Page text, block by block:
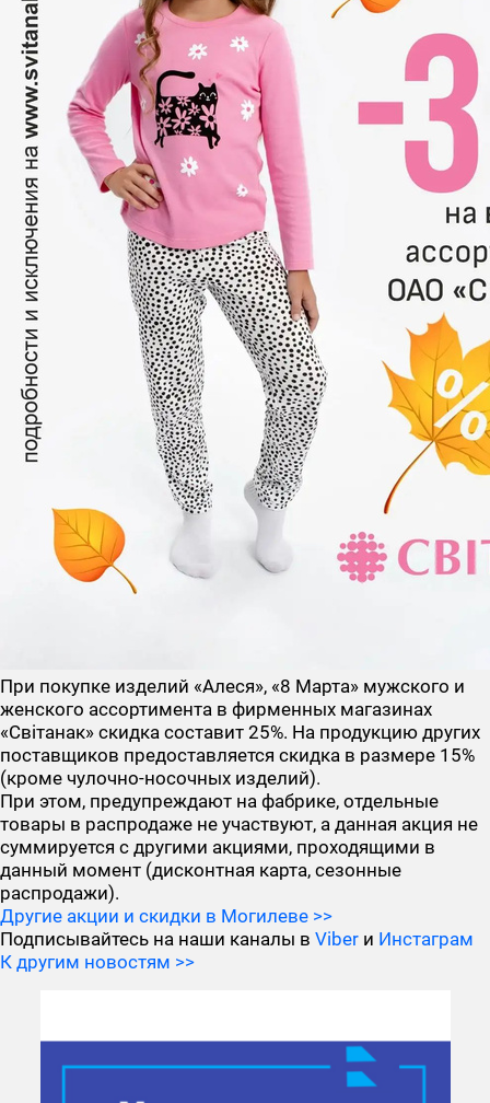
При покупке изделий «Алеся», «8 Марта» мужского и
женского ассортимента в фирменных магазинах
«Свiтанак» скидка составит 25%. На продукцию других
поставщиков предоставляется скидка в размере 15%
(кроме чулочно-носочных изделий).
При этом, предупреждают на фабрике, отдельные
товары в распродаже не участвуют, а данная акция не
суммируется с другими акциями, проходящими в
данный момент (дисконтная карта, сезонные
распродажи).
Другие акции и скидки в Могилеве >>
Подписывайтесь на наши каналы в Viber и Инстаграм
К другим новостям >>